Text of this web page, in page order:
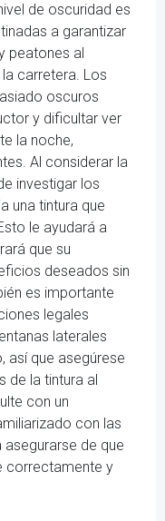
de oscuridad es
a garantizar
peatones al
carretera. Los
oscuros
y dificultar ver
la noche,
Al considerar la
investigar los
una tintura que
le ayudará a
que su
deseados sin
es importante
legales
laterales
así que asegúrese
de la tintura al
con un
con las
de que
correctamente y